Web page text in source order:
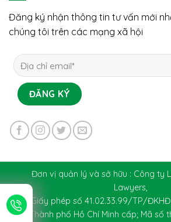
Đăng ký nhận thông tin tư vấn mới
chúng tôi trên các mạng xã hội
Đơn vị quản lý và sở hữu : Công ty
Lawyers,
Giấy phép số 41.02.33.99/TP/
Thành phố Hồ Chí Minh cấp; Mã số